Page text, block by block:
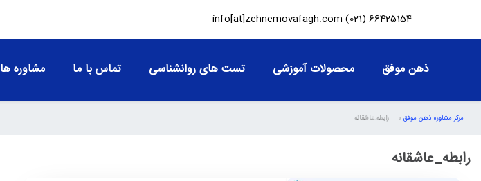
66425154 (021)
info[at]zehnemovafagh.com
ذهن موفق محصولات آموزشی تست های روانشناسی تماس با ما مشاوره ها
مرکز مشاوره ذهن موفق » رابطه_عاشقانه
رابطه_عاشقانه